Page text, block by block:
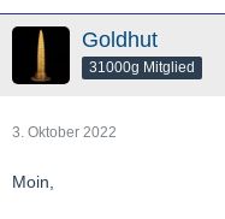
Goldhut
31000g Mitglied
3. Oktober 2022
Moin,